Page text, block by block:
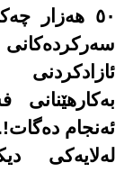
٥٠ هەزار
ئەنجام دەگات!
لەلایەکی